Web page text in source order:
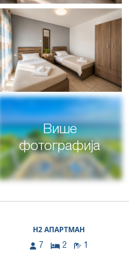
Више
фотографија
Н2 АПАРТМАН
7 2 1